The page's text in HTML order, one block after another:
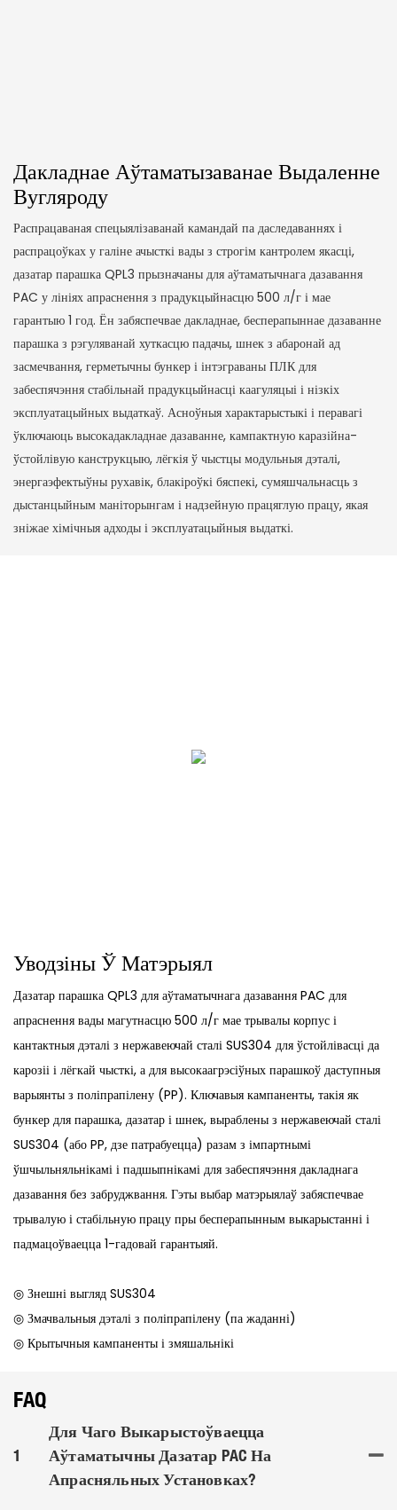
Дакладнае Аўтаматызаванае Выдаленне
Вугляроду
Распрацаваная спецыялізаванай камандай па даследаваннях і
распрацоўках у галіне ачысткі вады з строгім кантролем якасці,
дазатар парашка QPL3 прызначаны для аўтаматычнага дазавання
PAC у лініях апраснення з прадукцыйнасцю 500 л/г і мае
гарантыю 1 год. Ён забяспечвае дакладнае, бесперапыннае дазаванне
парашка з рэгуляванай хуткасцю падачы, шнек з абаронай ад
засмечвання, герметычны бункер і інтэграваны ПЛК для
забеспячэння стабільнай прадукцыйнасці каагуляцыі і нізкіх
эксплуатацыйных выдаткаў. Асноўныя характарыстыкі і перавагі
ўключаюць высокадакладнае дазаванне, кампактную каразійна-
ўстойлівую канструкцыю, лёгкія ў чыстцы модульныя дэталі,
энергаэфектыўны рухавік, блакіроўкі бяспекі, сумяшчальнасць з
дыстанцыйным маніторынгам і надзейную працяглую працу, якая
зніжае хімічныя адходы і эксплуатацыйныя выдаткі.
Уводзіны Ў Матэрыял
Дазатар парашка QPL3 для аўтаматычнага дазавання PAC для
апраснення вады магутнасцю 500 л/г мае трывалы корпус і
кантактныя дэталі з нержавеючай сталі SUS304 для ўстойлівасці да
карозіі і лёгкай чысткі, а для высокаагрэсіўных парашкоў даступныя
варыянты з поліпрапілену (PP). Ключавыя кампаненты, такія як
бункер для парашка, дазатар і шнек, выраблены з нержавеючай сталі
SUS304 (або PP, дзе патрабуецца) разам з імпартнымі
ўшчыльняльнікамі і падшыпнікамі для забеспячэння дакладнага
дазавання без забруджвання. Гэты выбар матэрыялаў забяспечвае
трывалую і стабільную працу пры бесперапынным выкарыстанні і
падмацоўваецца 1-гадовай гарантыяй.
◎ Знешні выгляд SUS304
◎ Змачвальныя дэталі з поліпрапілену (па жаданні)
◎ Крытычныя кампаненты і змяшальнікі
FAQ
1
Для Чаго Выкарыстоўваецца
Аўтаматычны Дазатар PAC На
Апрасняльных Установках?